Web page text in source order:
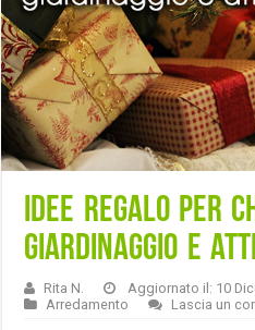
Idee regalo per
giardinaggio e
Rita N.
Aggiornato il: 10
Arredamento
Lascia un